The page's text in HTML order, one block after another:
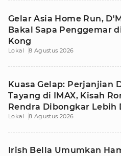
Gelar Asia Home Run,
Bakal Sapa Penggemar
Kong
Lokal 8 Agustus 2026
Kuasa Gelap: Perjanjian
Tayang di IMAX, Kisah
Rendra Dibongkar Lebih
Lokal 8 Agustus 2026
Irish Bella Umumkan